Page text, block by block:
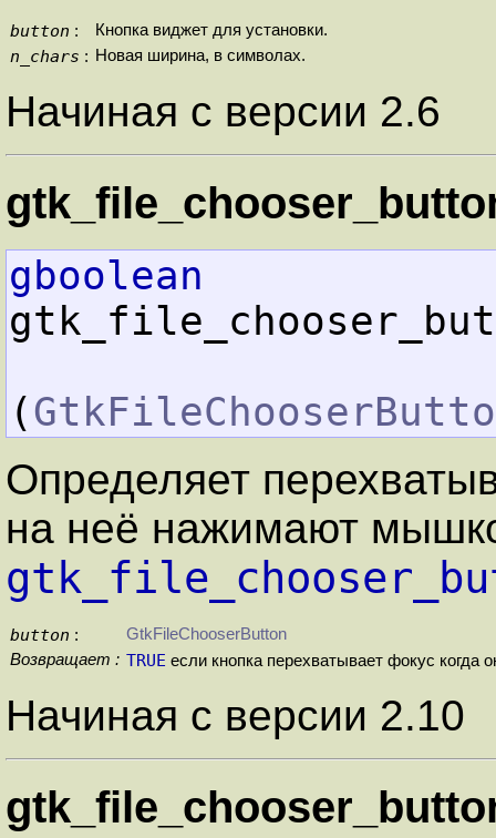
button : Кнопка виджет для установки.
n_chars : Новая ширина, в символах.
Начиная с версии 2.6
gboolean
(
Определяет
на неё нажимают
button :
GtkFileChooserButton
Возвращает : TRUE если кнопка перехватывает фокус когда
Начиная с версии 2.10